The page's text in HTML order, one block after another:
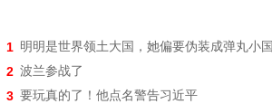
1 明明是世界领土大国，她偏要伪装成弹丸小国
2 波兰参战了
3 要玩真的了！他点名警告习近平